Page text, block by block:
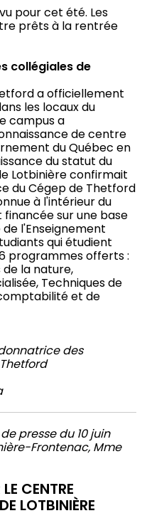
pour cet été. Les
prêts à la rentrée
collégiales de
a officiellement
les locaux du
campus a
de centre
du Québec en
du statut du
Lotbinière confirmait
du Cégep de Thetford
à l'intérieur du
sur une base
l'Enseignement
qui étudient
programmes offerts :
de la nature,
Techniques de
et de
des
presse du 10 juin
Frontenac, Mme
CENTRE
LOTBINIÈRE